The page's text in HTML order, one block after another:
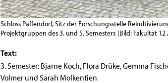
Schloss Paffendorf, Sitz der Forschungsstelle
Projektgruppen des 3. und 5. Semesters (Bild: Fakultät 12
Text:
3. Semester: Bjarne Koch, Flora Drüke, Gemma
Volmer und Sarah Molkentien